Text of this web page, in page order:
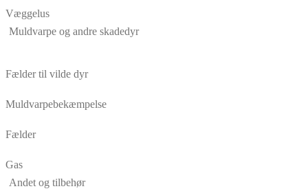
Væggelus
Muldvarpe og andre skadedyr
Fælder til vilde dyr
Muldvarpebekæmpelse
Fælder
Gas
Andet og tilbehør